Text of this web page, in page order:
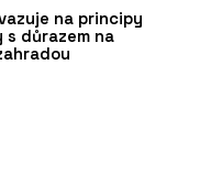
na principy
důrazem na